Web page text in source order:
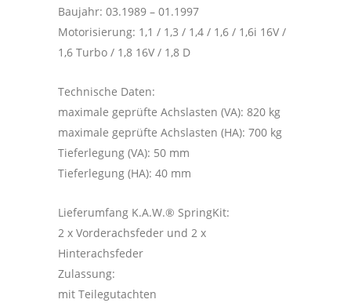
Baujahr: 03.1989 – 01.1997
Motorisierung: 1,1 / 1,3 / 1,4 / 1,6 / 1,6i 16V /
1,6 Turbo / 1,8 16V / 1,8 D
Technische Daten:
maximale geprüfte Achslasten (VA): 820 kg
maximale geprüfte Achslasten (HA): 700 kg
Tieferlegung (VA): 50 mm
Tieferlegung (HA): 40 mm
Lieferumfang K.A.W.® SpringKit:
2 x Vorderachsfeder und 2 x
Hinterachsfeder
Zulassung:
mit Teilegutachten